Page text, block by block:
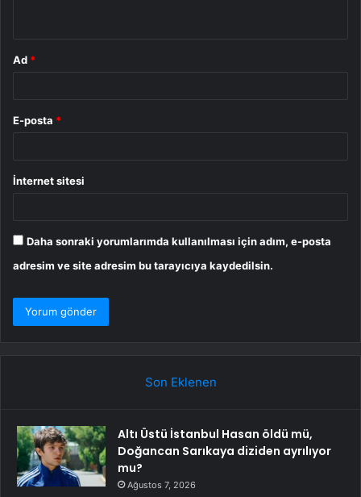
Ad *
E-posta *
İnternet sitesi
Daha sonraki yorumlarımda kullanılması için adım, e-posta
adresim ve site adresim bu tarayıcıya kaydedilsin.
Son Eklenen
Altı Üstü İstanbul Hasan öldü mü,
Doğancan Sarıkaya diziden ayrılıyor
mu?
Ağustos 7, 2026